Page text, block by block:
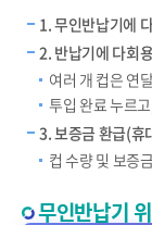
1. 무인반납기에
2. 반납기에 다회
여러 개 컵은 연
투입 완료 누르
3. 보증금 환급(휴
컵 수량 및 보증
무인반납기